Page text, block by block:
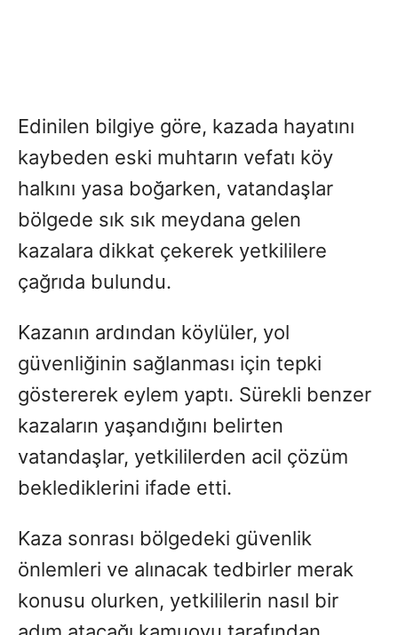
Edinilen bilgiye göre, kazada hayatını
kaybeden eski muhtarın vefatı köy
halkını yasa boğarken, vatandaşlar
bölgede sık sık meydana gelen
kazalara dikkat çekerek yetkililere
çağrıda bulundu.
Kazanın ardından köylüler, yol
güvenliğinin sağlanması için tepki
göstererek eylem yaptı. Sürekli benzer
kazaların yaşandığını belirten
vatandaşlar, yetkililerden acil çözüm
beklediklerini ifade etti.
Kaza sonrası bölgedeki güvenlik
önlemleri ve alınacak tedbirler merak
konusu olurken, yetkililerin nasıl bir